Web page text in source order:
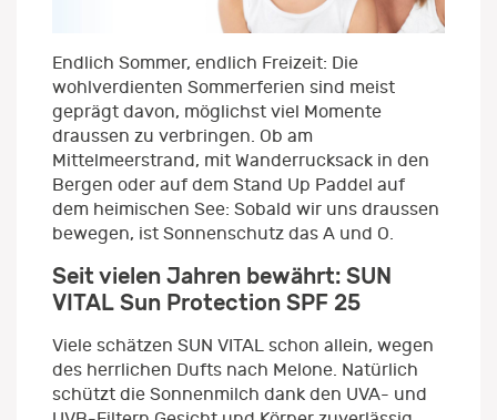
Endlich Sommer, endlich Freizeit: Die
wohlverdienten Sommerferien sind meist
geprägt davon, möglichst viel Momente
draussen zu verbringen. Ob am
Mittelmeerstrand, mit Wanderrucksack in den
Bergen oder auf dem Stand Up Paddel auf
dem heimischen See: Sobald wir uns draussen
bewegen, ist Sonnenschutz das A und O.
Seit vielen Jahren bewährt: SUN
VITAL Sun Protection SPF 25
Viele schätzen SUN VITAL schon allein, wegen
des herrlichen Dufts nach Melone. Natürlich
schützt die Sonnenmilch dank den UVA- und